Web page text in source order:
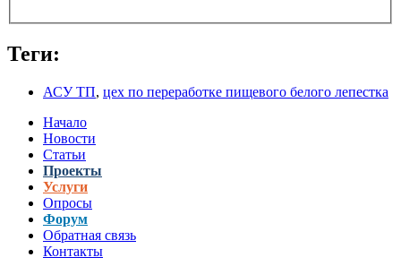
Теги:
АСУ ТП, цех по переработке пищевого белого лепестка
Начало
Новости
Статьи
Проекты
Услуги
Опросы
Форум
Обратная связь
Контакты